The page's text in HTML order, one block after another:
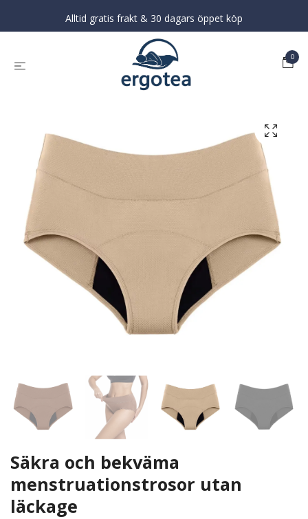
Alltid gratis frakt & 30 dagars öppet köp
0
Säkra och bekväma
menstruationstrosor utan
läckage